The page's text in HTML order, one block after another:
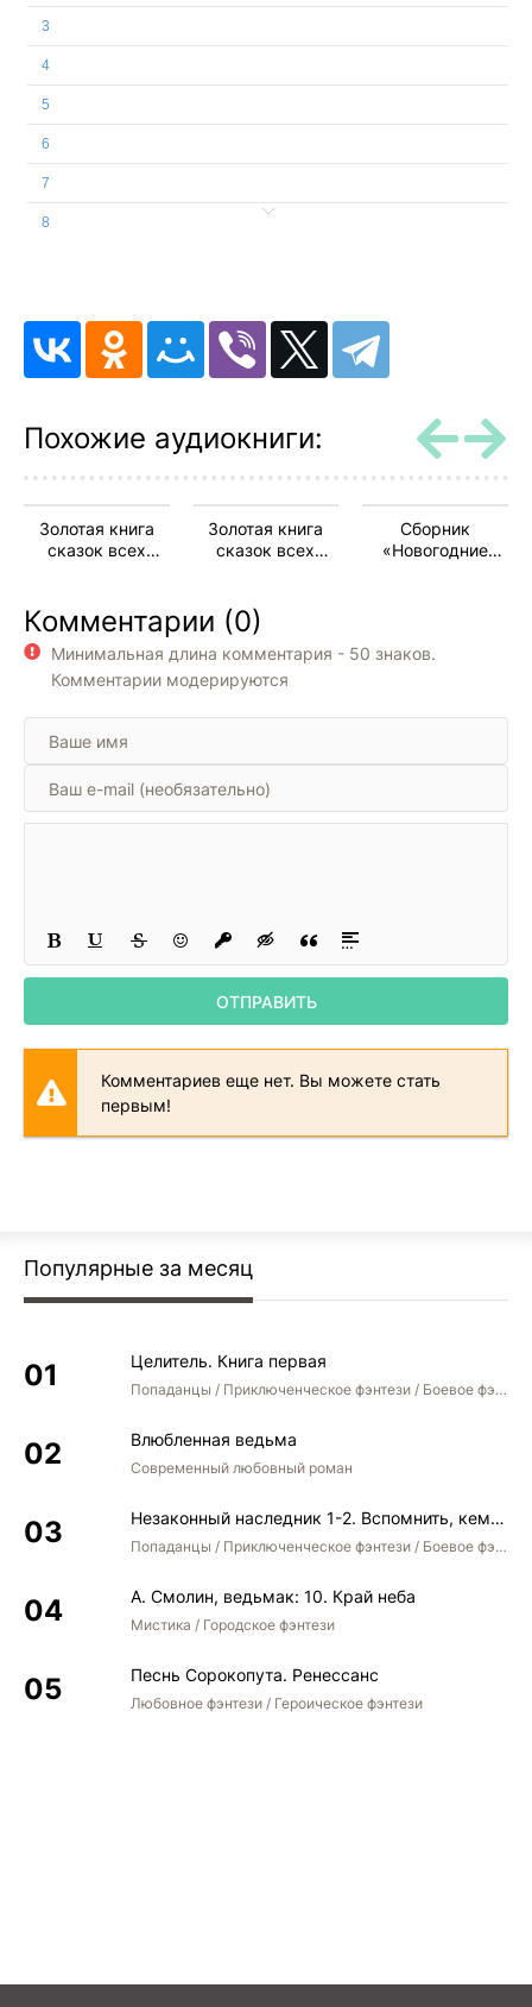
3
4
5
6
7
8
11
12
16
18
19
Похожие аудиокниги:
Золотая книга
сказок всех
Золотая книга
сказок всех
Сборник
«Новогодние
Комментарии (0)
Минимальная длина комментария - 50 знаков.
Комментарии модерируются
ОТПРАВИТЬ
Комментариев еще нет. Вы можете стать
первым!
Популярные за месяц
Целитель. Книга первая
Попаданцы / Приключенческое фэнтези / Боевое фэнтези
Влюбленная ведьма
Современный любовный роман
Незаконный наследник 1-2. Вспомнить, кем был. Стать собой. Остаться собой
Попаданцы / Приключенческое фэнтези / Боевое фэнтези / Юмористическое фэнтези
А. Смолин, ведьмак: 10. Край неба
Мистика / Городское фэнтези
Песнь Сорокопута. Ренессанс
Любовное фэнтези / Героическое фэнтези